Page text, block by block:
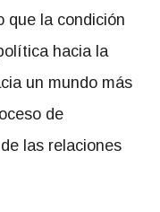
que la condición
hacia la
un mundo más
de
las relaciones